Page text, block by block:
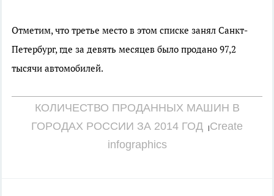
Отметим, что третье место в этом списке занял Санкт-
Петербург, где за девять месяцев было продано 97,2
тысячи автомобилей.
КОЛИЧЕСТВО ПРОДАННЫХ МАШИН В
ГОРОДАХ РОССИИ ЗА 2014 ГОД
|Create
infographics